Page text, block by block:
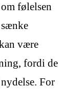
følelsen
være
fordi de
For